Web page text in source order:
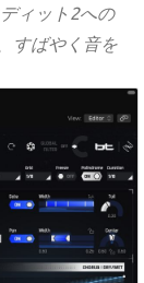
ィット2への
すばやく音を